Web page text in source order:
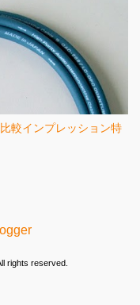
較インプレッション特
rights reserved.